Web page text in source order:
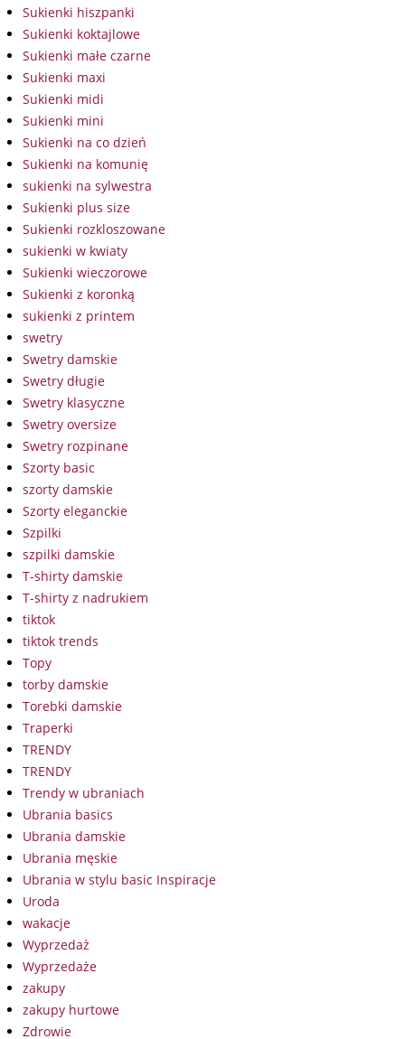
Sukienki hiszpanki
Sukienki koktajlowe
Sukienki małe czarne
Sukienki maxi
Sukienki midi
Sukienki mini
Sukienki na co dzień
Sukienki na komunię
sukienki na sylwestra
Sukienki plus size
Sukienki rozkloszowane
sukienki w kwiaty
Sukienki wieczorowe
Sukienki z koronką
sukienki z printem
swetry
Swetry damskie
Swetry długie
Swetry klasyczne
Swetry oversize
Swetry rozpinane
Szorty basic
szorty damskie
Szorty eleganckie
Szpilki
szpilki damskie
T-shirty damskie
T-shirty z nadrukiem
tiktok
tiktok trends
Topy
torby damskie
Torebki damskie
Traperki
TRENDY
TRENDY
Trendy w ubraniach
Ubrania basics
Ubrania damskie
Ubrania męskie
Ubrania w stylu basic Inspiracje
Uroda
wakacje
Wyprzedaż
Wyprzedaże
zakupy
zakupy hurtowe
Zdrowie